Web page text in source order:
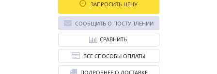
ЗАПРОСИТЬ ЦЕНУ
СООБЩИТЬ О ПОСТУПЛЕНИИ
СРАВНИТЬ
ВСЕ СПОСОБЫ ОПЛАТЫ
ПОДРОБНЕЕ О ДОСТАВКЕ